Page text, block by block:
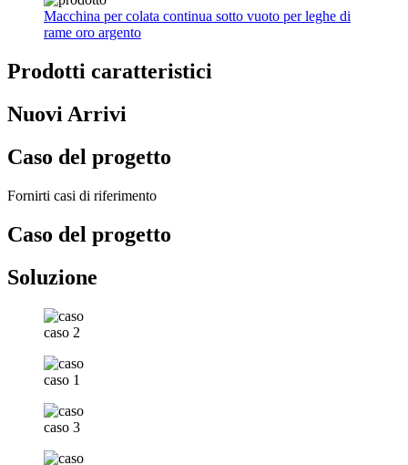
Macchina per colata continua sotto vuoto per leghe di
rame oro argento
Prodotti caratteristici
Nuovi Arrivi
Caso del progetto
Fornirti casi di riferimento
Caso del progetto
Soluzione
caso 2
caso 1
caso 3